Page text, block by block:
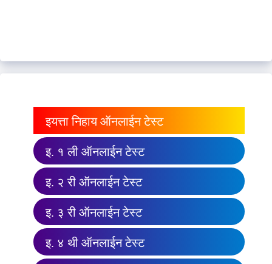
इयत्ता निहाय ऑनलाईन टेस्ट
इ. १ ली ऑनलाईन टेस्ट
इ. २ री ऑनलाईन टेस्ट
इ. ३ री ऑनलाईन टेस्ट
इ. ४ थी ऑनलाईन टेस्ट